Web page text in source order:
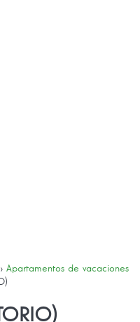
› Apartamentos de vacaciones